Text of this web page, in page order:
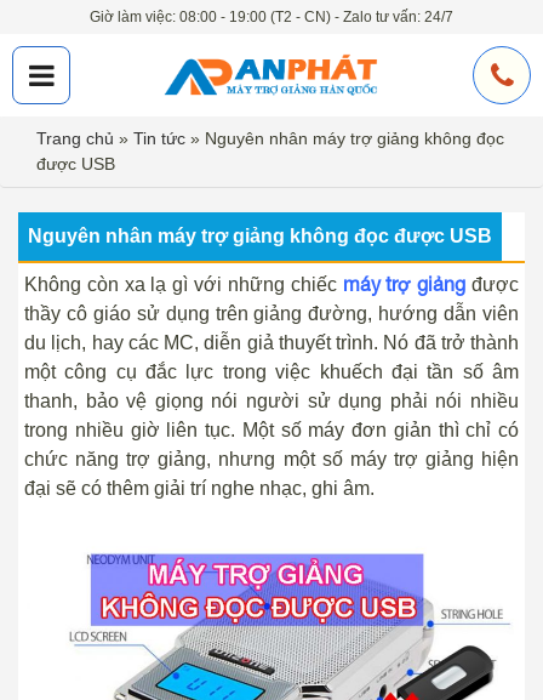
Giờ làm việc: 08:00 - 19:00 (T2 - CN) - Zalo tư vấn: 24/7
Trang chủ » Tin tức » Nguyên nhân máy trợ giảng không đọc
được USB
Nguyên nhân máy trợ giảng không đọc được USB
Không còn xa lạ gì với những chiếc máy trợ giảng được
thầy cô giáo sử dụng trên giảng đường, hướng dẫn viên
du lịch, hay các MC, diễn giả thuyết trình. Nó đã trở thành
một công cụ đắc lực trong việc khuếch đại tần số âm
thanh, bảo vệ giọng nói người sử dụng phải nói nhiều
trong nhiều giờ liên tục. Một số máy đơn giản thì chỉ có
chức năng trợ giảng, nhưng một số máy trợ giảng hiện
đại sẽ có thêm giải trí nghe nhạc, ghi âm.